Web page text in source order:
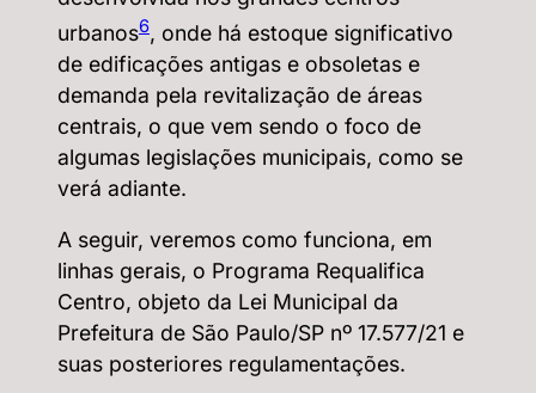
urbanos6, onde há estoque significativo
de edificações antigas e obsoletas e
demanda pela revitalização de áreas
centrais, o que vem sendo o foco de
algumas legislações municipais, como se
verá adiante.
A seguir, veremos como funciona, em
linhas gerais, o Programa Requalifica
Centro, objeto da Lei Municipal da
Prefeitura de São Paulo/SP nº 17.577/21 e
suas posteriores regulamentações.